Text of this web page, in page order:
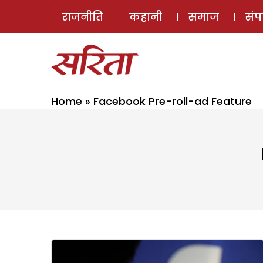
राजनीति कहानी समाज
Home » Facebook Pre-roll-ad Feature